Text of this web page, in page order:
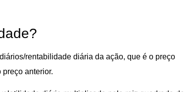
rentabilidade diária da ação, que é o preço
anterior.